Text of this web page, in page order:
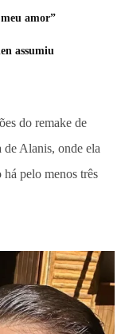
amor”
assumiu
do remake de
de Alanis, onde ela
pelo menos três